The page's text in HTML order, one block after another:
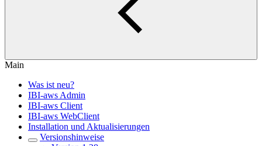
Main
Was ist neu?
IBI-aws Admin
IBI-aws Client
IBI-aws WebClient
Installation und Aktualisierungen
Versionshinweise